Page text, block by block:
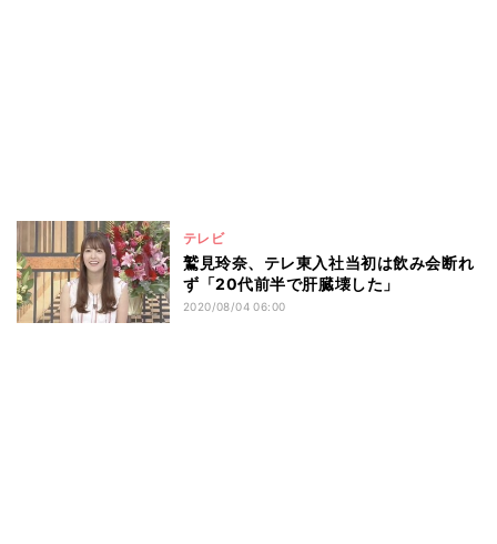
テレビ
鷲見玲奈、テレ東入社当初は飲み会断れ
ず「20代前半で肝臓壊した」
2020/08/04 06:00